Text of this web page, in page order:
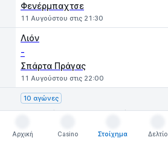
Φενέρμπαχτσε
11 Αυγούστου στις 21:30
Λιόν
-
Σπάρτα Πράγας
11 Αυγούστου στις 22:00
10 αγώνες
Γηπεδούχοι — Φιλοξενούμενοι
Αρχική
Casino
Στοίχημα
Δελτίο